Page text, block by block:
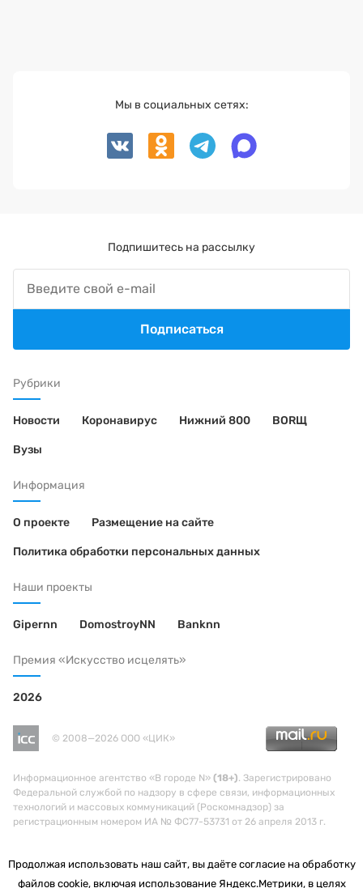
Рубрики
Новости Коронавирус Нижний 800 BORЩ
Вузы
Информация
О проекте Размещение на сайте
Политика обработки персональных данных
Наши проекты
Gipernn DomostroyNN Banknn
Премия «Искусство исцелять»
2026
© 2008—2026 ООО «ЦИК»
Информационное агентство «В городе N» (18+). Зарегистрировано
Федеральной службой по надзору в сфере связи, информационных
технологий и массовых коммуникаций (Роскомнадзор) за
регистрационным номером ИА № ФС77-53731 от 26 апреля 2013 г.
Мы в социальных сетях:
Подпишитесь на рассылку
Подписаться
Продолжая использовать наш сайт, вы даёте согласие на обработку
файлов cookie, включая использование Яндекс.Метрики, в целях